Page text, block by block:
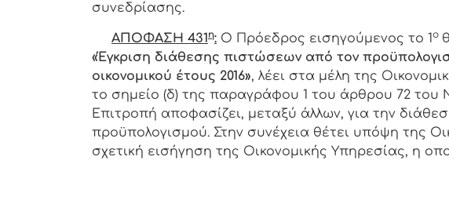
συνεδρίασης.
ΑΠΟΦΑΣΗ 431η: Ο Πρόεδρος εισηγούμενος το 1ο
«Έγκριση διάθεσης πιστώσεων από τον
οικονομικού έτους 2016», λέει στα μέλη της
το σημείο (δ) της παραγράφου 1 του άρθρου 72 του
Επιτροπή αποφασίζει, μεταξύ άλλων, για την
προϋπολογισμού. Στην συνέχεια θέτει υπόψη της
σχετική εισήγηση της Οικονομικής Υπηρεσίας, η